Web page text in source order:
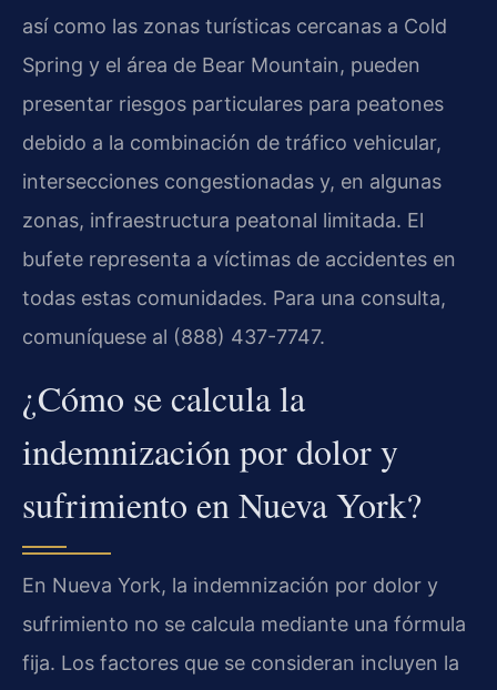
así como las zonas turísticas cercanas a Cold
Spring y el área de Bear Mountain, pueden
presentar riesgos particulares para peatones
debido a la combinación de tráfico vehicular,
intersecciones congestionadas y, en algunas
zonas, infraestructura peatonal limitada. El
bufete representa a víctimas de accidentes en
todas estas comunidades. Para una consulta,
comuníquese al (888) 437-7747.
¿Cómo se calcula la
indemnización por dolor y
sufrimiento en Nueva York?
En Nueva York, la indemnización por dolor y
sufrimiento no se calcula mediante una fórmula
fija. Los factores que se consideran incluyen la